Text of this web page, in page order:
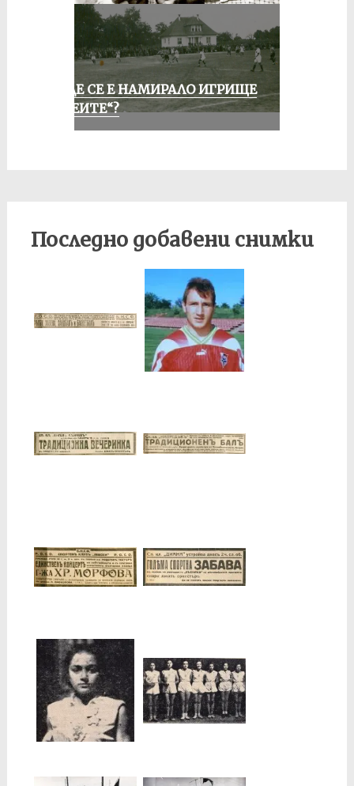
КЪДЕ СЕ Е НАМИРАЛО ИГРИЩЕ
„АЛЕИТЕ“?
Последно добавени снимки